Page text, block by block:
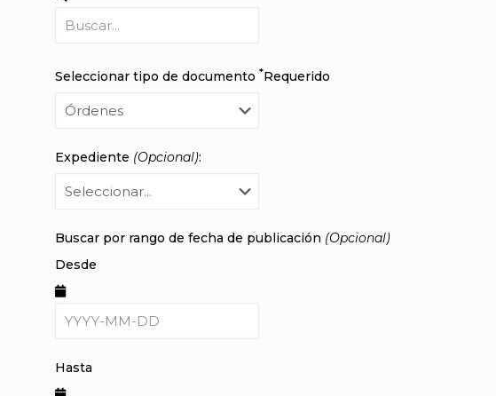
Seleccionar tipo de documento *Requerido
Expediente (Opcional):
Buscar por rango de fecha de publicación (Opcional)
Desde
Hasta